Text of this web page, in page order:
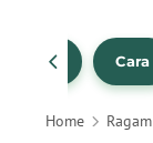
Bola Beli Cara
Home Ragam